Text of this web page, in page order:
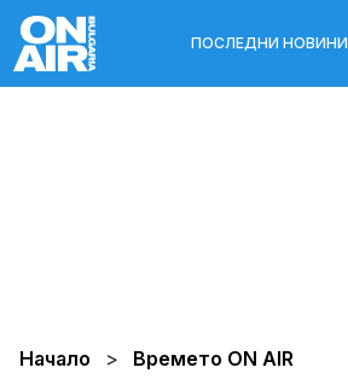
ПОСЛЕДНИ НОВИНИ
Начало Времето ON AIR